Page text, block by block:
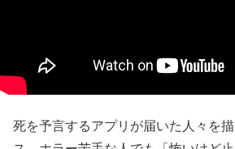
死を予言するアプリが届いた人々を